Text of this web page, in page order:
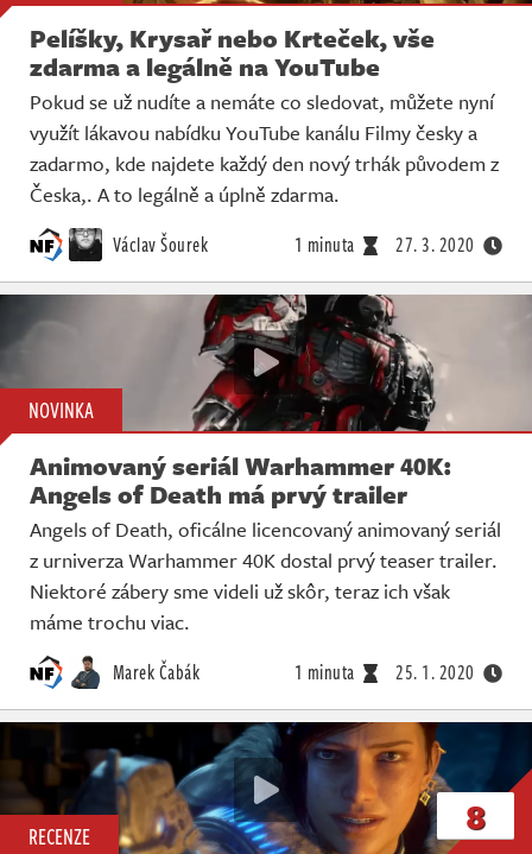
Pelíšky, Krysař nebo Krteček, vše
zdarma a legálně na YouTube
Pokud se už nudíte a nemáte co sledovat, můžete nyní
využít lákavou nabídku YouTube kanálu Filmy česky a
zadarmo, kde najdete každý den nový trhák původem z
Česka,. A to legálně a úplně zdarma.
Václav Šourek 1 minuta 27. 3. 2020
NOVINKA
Animovaný seriál Warhammer 40K:
Angels of Death má prvý trailer
Angels of Death, oficálne licencovaný animovaný seriál
z urniverza Warhammer 40K dostal prvý teaser trailer.
Niektoré zábery sme videli už skôr, teraz ich však
máme trochu viac.
Marek Čabák 1 minuta 25. 1. 2020
RECENZE 8